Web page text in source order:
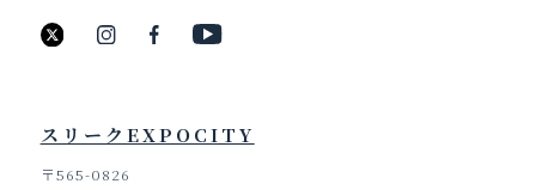
スリークEXPOCITY
〒565-0826